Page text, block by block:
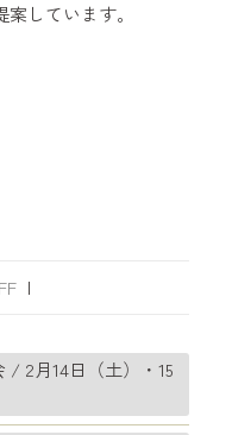
しています。
|
/ 2月14日（土）・15